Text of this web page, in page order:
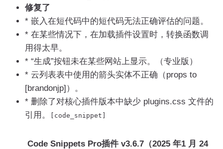
修复了
* 嵌入在短代码中的短代码无法正确评估的问题。
* 在某些情况下，在加载插件设置时，转换函数调
用得太早。
* “生成”按钮未在某些网站上显示。（专业版）
* 云列表表中使用的箭头实体不正确（props to
[brandonjp]）。
* 删除了对核心插件版本中缺少 plugins.css 文件的
引用。
code_snippet
Code Snippets Pro插件 v3.6.7（2025 年1 月 24